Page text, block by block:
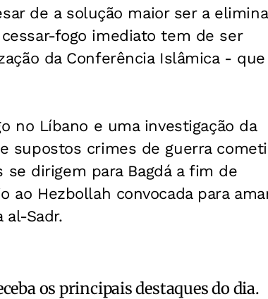
de a solução maior ser a
fogo imediato tem de ser
da Conferência Islâmica - que
no Líbano e uma investigação da
supostos crimes de guerra
dirigem para Bagdá a fim de
ao Hezbollah convocada para
al-Sadr.
os principais destaques do dia.